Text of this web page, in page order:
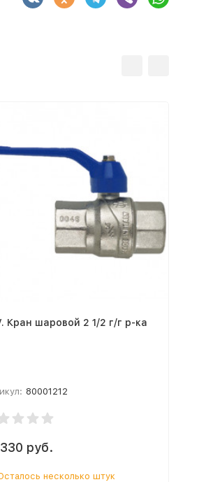
Кран шаровой 2 1/2 г/г р-ка
80001212
руб.
несколько штук